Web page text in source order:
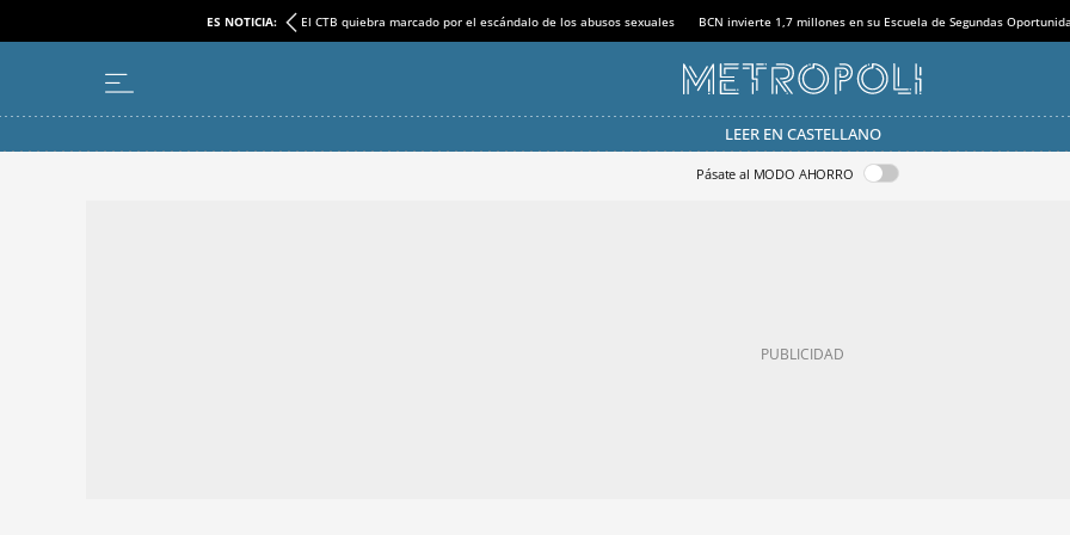
ES NOTICIA: El CTB quiebra marcado por el escándalo de los abusos sexuales BCN invierte 1,7 millones en su Escuela de Segundas
LEER EN CASTELLANO
Pásate al MODO AHORRO